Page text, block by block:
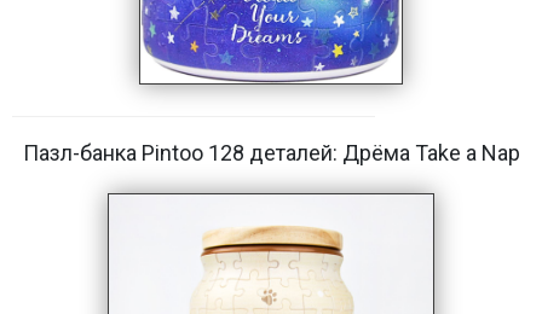
Пазл-банка Pintoo 128 деталей: Дрёма Take a Nap